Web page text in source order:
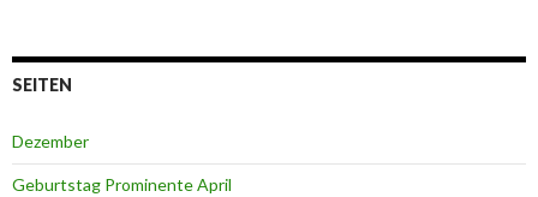
SEITEN
Dezember
Geburtstag Prominente April